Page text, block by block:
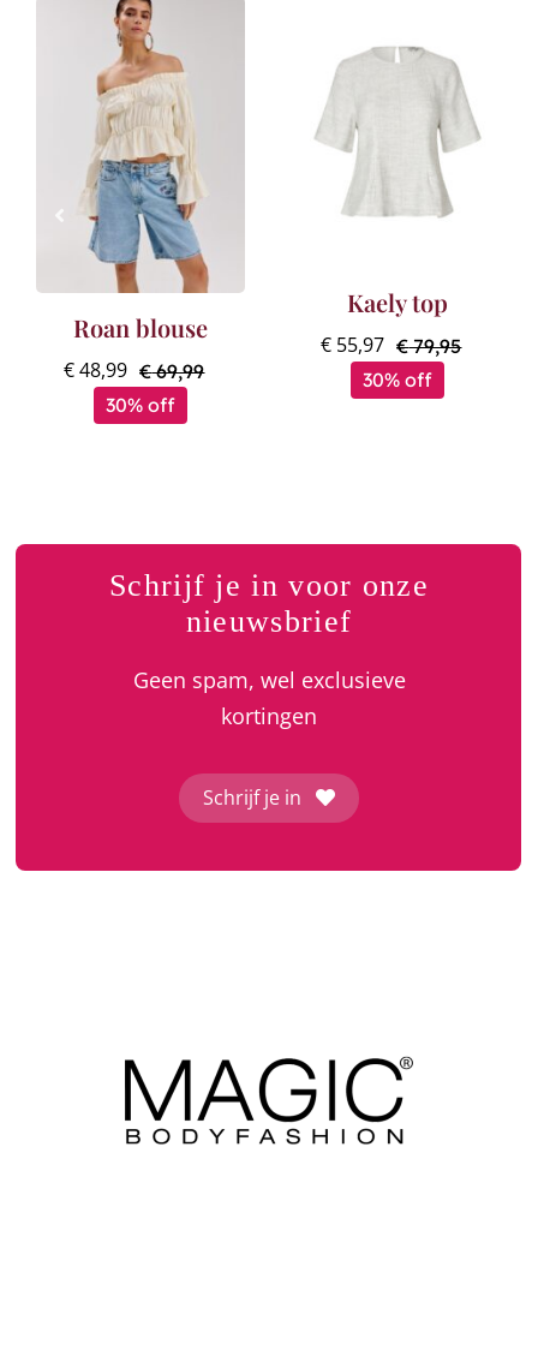
Roan blouse
€69,99
€48,99
30% off
Kaely top
€79,95
€ 55,97
Huidige
30% off
Schrijf je in voor onze
nieuwsbrief
Geen spam, wel exclusieve
kortingen
Schrijf je in